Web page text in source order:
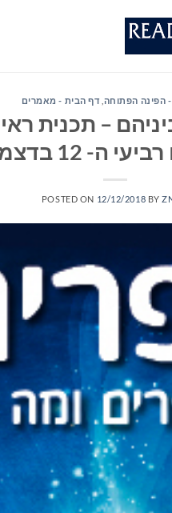
הפינה הפתוחה דף הבית - מאמרים
– תכנית
POSTED ON 12/12/2018 BY